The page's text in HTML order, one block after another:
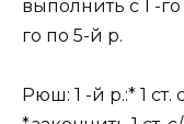
выполнить с 1 -
го по 5-й р.
Рюш: 1 -й р.:* 1 ст.